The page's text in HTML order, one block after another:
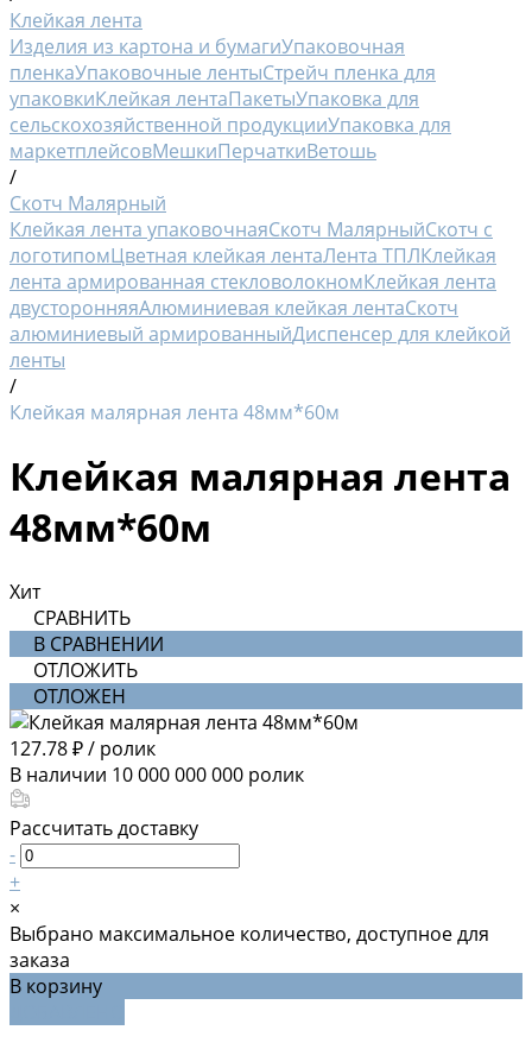
Клейкая лента
Изделия из картона и бумагиУпаковочная
пленкаУпаковочные лентыСтрейч пленка для
упаковкиКлейкая лентаПакетыУпаковка для
сельскохозяйственной продукцииУпаковка для
маркетплейсовМешкиПерчаткиВетошь
/
Скотч Малярный
Клейкая лента упаковочнаяСкотч МалярныйСкотч с
логотипомЦветная клейкая лентаЛента ТПЛКлейкая
лента армированная стекловолокномКлейкая лента
двусторонняяАлюминиевая клейкая лентаСкотч
алюминиевый армированныйДиспенсер для клейкой
ленты
/
Клейкая малярная лента 48мм*60м
Клейкая малярная лента
48мм*60м
Хит
СРАВНИТЬ
В СРАВНЕНИИ
ОТЛОЖИТЬ
ОТЛОЖЕН
127.78 ₽/ ролик
В наличии 10 000 000 000 ролик
Рассчитать доставку
-
+
×
Выбрано максимальное количество, доступное для
заказа
В корзину